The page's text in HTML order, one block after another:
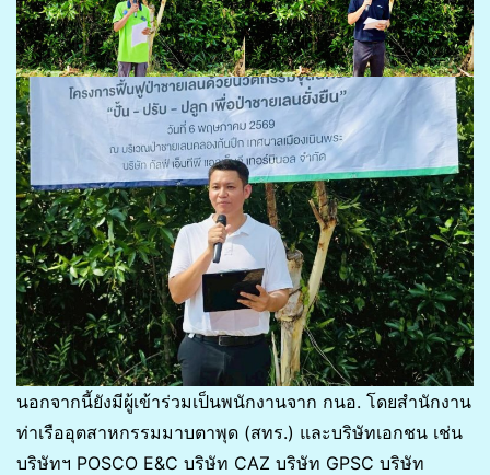
นอกจากนี้ยังมีผู้เข้าร่วมเป็นพนักงานจาก กนอ. โดยสำนักงาน
ท่าเรืออุตสาหกรรมมาบตาพุด (สทร.) และบริษัทเอกชน เช่น
บริษัทฯ POSCO E&C บริษัท CAZ บริษัท GPSC บริษัท